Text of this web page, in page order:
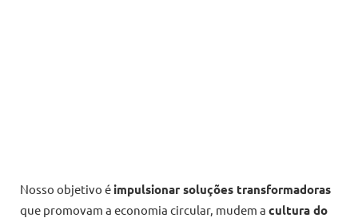
Nosso objetivo éimpulsionar soluções transformadoras
que promovam a economia circular, mudem a cultura do